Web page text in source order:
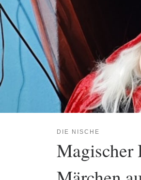
DIE NISCHE
Magischer